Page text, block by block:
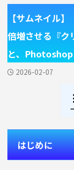
【サムネイル
倍増させる『ク
と、
2026-02-07
はじめに